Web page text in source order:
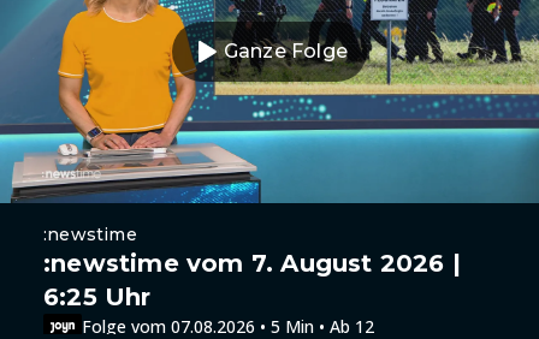
Ganze Folge
:newstime
:newstime vom 7. August 2026 |
6:25 Uhr
Folge vom 07.08.2026 • 5 Min • Ab 12